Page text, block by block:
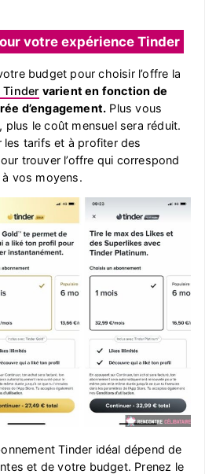
votre expérience Tinder
budget pour choisir l’offre la
Tinder varient en fonction de
d’engagement. Plus vous
le coût mensuel sera réduit.
les tarifs et à profiter des
trouver l’offre qui correspond
vos moyens.
Tinder idéal dépend de
et de votre budget. Prenez le